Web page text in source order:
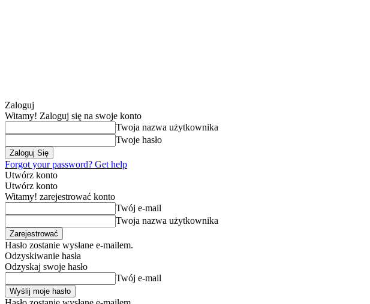
Zaloguj
Witamy! Zaloguj się na swoje konto
Twoja nazwa użytkownika
Twoje hasło
Forgot your password? Get help
Utwórz konto
Utwórz konto
Witamy! zarejestrować konto
Twój e-mail
Twoja nazwa użytkownika
Hasło zostanie wysłane e-mailem.
Odzyskiwanie hasła
Odzyskaj swoje hasło
Twój e-mail